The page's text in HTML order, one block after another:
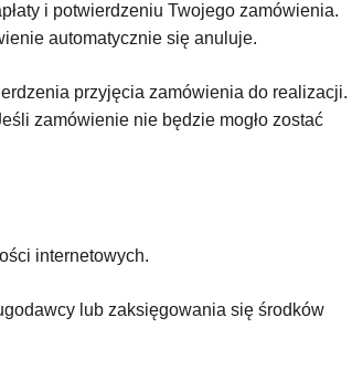
i potwierdzeniu Twojego zamówienia.
automatycznie się anuluje.
przyjęcia zamówienia do realizacji.
zamówienie nie będzie mogło zostać
internetowych.
lub zaksięgowania się środków